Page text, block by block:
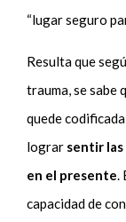
“lugar seguro
Resulta que
trauma, se sabe
quede
lograr sentir las
en el presente.
capacidad de